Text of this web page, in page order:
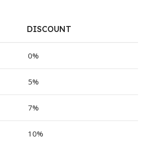
DISCOUNT
0%
5%
7%
10%